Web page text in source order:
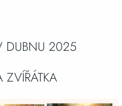
DUBNU 2025
ZVÍŘÁTKA